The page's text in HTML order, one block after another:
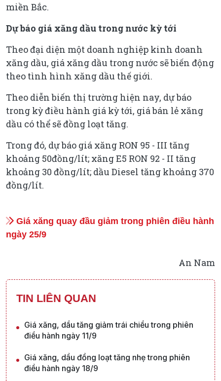
miền Bắc.
Dự báo giá xăng dầu trong nước kỳ tới
Theo đại diện một doanh nghiệp kinh doanh
xăng dầu, giá xăng dầu trong nước sẽ biến động
theo tình hình xăng dầu thế giới.
Theo diễn biến thị trường hiện nay, dự báo
trong kỳ điều hành giá kỳ tới, giá bán lẻ xăng
dầu có thể sẽ đồng loạt tăng.
Trong đó, dự báo giá xăng RON 95 - III tăng
khoảng 50đồng/lít; xăng E5 RON 92 - II tăng
khoảng 30 đồng/lít; dầu Diesel tăng khoảng 370
đồng/lít.
Giá xăng quay đầu giảm trong phiên điều hành
ngày 25/9
An Nam
TIN LIÊN QUAN
Giá xăng, dầu tăng giảm trái chiều trong phiên
điều hành ngày 11/9
Giá xăng, dầu đồng loạt tăng nhẹ trong phiên
điều hành ngày 18/9